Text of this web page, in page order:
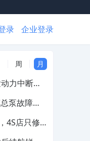
录 企业登录
周 月
力中断，
泵故障，
4S店只修